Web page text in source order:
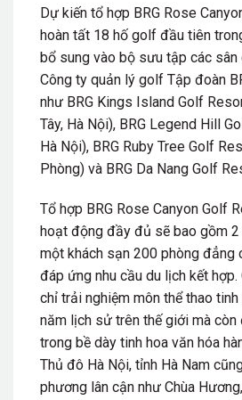
Dự kiến tổ hợp BRG Rose
hoàn tất 18 hố golf đầu tiên
bổ sung vào bộ sưu tập các
Công ty quản lý golf Tập đoàn
như BRG Kings Island Golf
Tây, Hà Nội), BRG Legend Hill
Hà Nội), BRG Ruby Tree Golf
Phòng) và BRG Da Nang Golf
Tổ hợp BRG Rose Canyon Golf
hoạt động đầy đủ sẽ bao gồm
một khách sạn 200 phòng đẳng
đáp ứng nhu cầu du lịch kết
chỉ trải nghiệm môn thể thao
năm lịch sử trên thế giới mà
trong bề dày tinh hoa văn hóa
Thủ đô Hà Nội, tỉnh Hà Nam
phương lân cận như Chùa